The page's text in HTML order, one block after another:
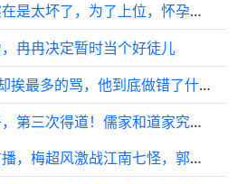
周少雄要下线了，他实在是太坏了，为了上位，怀孕的妻子都敢杀了
冉冉决定暂时当个好徒儿
张凌赫出场仅仅30s，却挨最多的骂，他到底做错了什么？
孔子一生三次问道老子，第三次得道！儒家和道家究竟谁高谁低？
新版《射雕英雄传》首播，梅超风激战江南七怪，郭靖黄蓉初相遇